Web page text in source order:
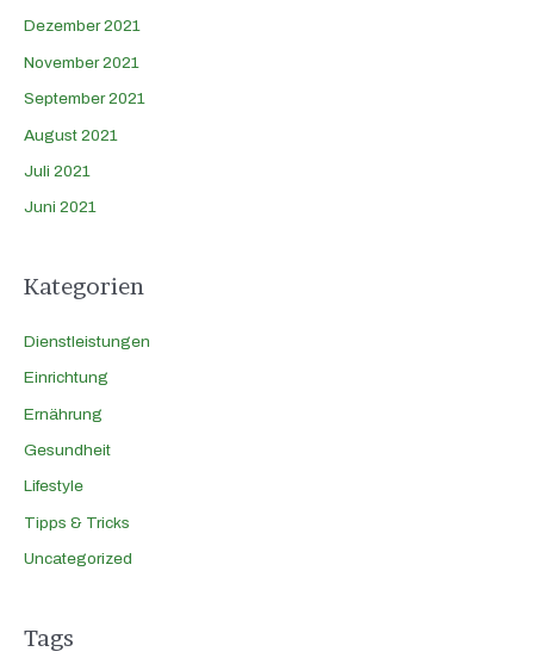
Dezember 2021
November 2021
September 2021
August 2021
Juli 2021
Juni 2021
Kategorien
Dienstleistungen
Einrichtung
Ernährung
Gesundheit
Lifestyle
Tipps & Tricks
Uncategorized
Tags